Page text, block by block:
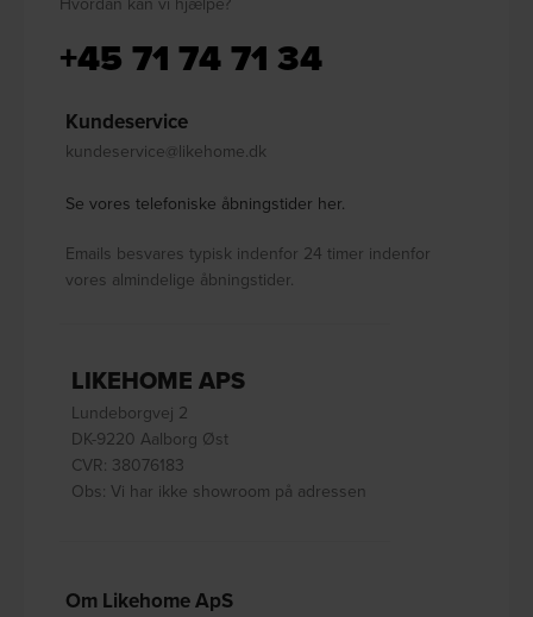
+45 71 74 71 34
Kundeservice
kundeservice@likehome.dk
Se vores telefoniske åbningstider her.
Emails besvares typisk indenfor 24 timer indenfor
vores almindelige åbningstider.
LIKEHOME APS
Lundeborgvej 2
DK-9220 Aalborg Øst
CVR: 38076183
Obs: Vi har ikke showroom på adressen
Om Likehome ApS